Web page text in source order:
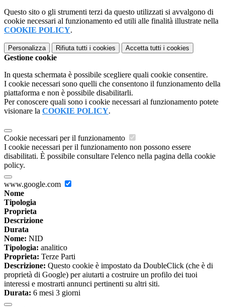
Questo sito o gli strumenti terzi da questo utilizzati si avvalgono di
cookie necessari al funzionamento ed utili alle finalità illustrate nella
COOKIE POLICY.
Personalizza Rifiuta tutti i cookies Accetta tutti i cookies
Gestione cookie
In questa schermata è possibile scegliere quali cookie consentire.
I cookie necessari sono quelli che consentono il funzionamento della
piattaforma e non è possibile disabilitarli.
Per conoscere quali sono i cookie necessari al funzionamento potete
visionare la COOKIE POLICY.
Cookie necessari per il funzionamento
I cookie necessari per il funzionamento non possono essere
disabilitati. È possibile consultare l'elenco nella pagina della cookie
policy.
www.google.com
Nome
Tipologia
Proprieta
Descrizione
Durata
Nome: NID
Tipologia: analitico
Proprieta: Terze Parti
Descrizione: Questo cookie è impostato da DoubleClick (che è di
proprietà di Google) per aiutarti a costruire un profilo dei tuoi
interessi e mostrarti annunci pertinenti su altri siti.
Durata: 6 mesi 3 giorni